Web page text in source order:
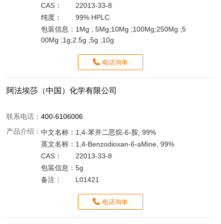
CAS：
22013-33-8
纯度：
99% HPLC
包装信息： 1Mg ; 5Mg;10Mg ;100Mg;250Mg ;5
00Mg ;1g;2.5g ;5g ;10g
电话询单
阿法埃莎（中国）化学有限公司
联系电话：400-6106006
产品介绍：中文名称： 1,4-苯并二恶烷-6-胺, 99%
英文名称： 1,4-Benzodioxan-6-aMine, 99%
CAS：
22013-33-8
包装信息：5g
备注：
L01421
电话询单